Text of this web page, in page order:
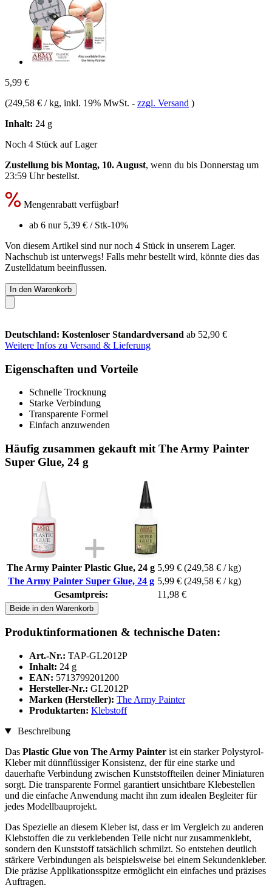
5,99 €
(249,58 € / kg, inkl. 19% MwSt. - zzgl. Versand )
Inhalt: 24 g
Noch 4 Stück auf Lager
Zustellung bis Montag, 10. August, wenn du bis Donnerstag um
23:59 Uhrbestellst.
Mengenrabatt verfügbar!
ab 6 nur 5,39 € / Stk-10%
Von diesem Artikel sind nur noch 4 Stück in unserem Lager.
Nachschub ist unterwegs! Falls mehr bestellt wird, könnte dies das
Zustelldatum beeinflussen.
In den Warenkorb
Deutschland: Kostenloser Standardversand ab 52,90 €
Weitere Infos zu Versand & Lieferung
Eigenschaften und Vorteile
Schnelle Trocknung
Starke Verbindung
Transparente Formel
Einfach anzuwenden
Häufig zusammen gekauft mit The Army Painter
Super Glue, 24 g
The Army Painter Plastic Glue, 24 g 5,99 € (249,58 € / kg)
The Army Painter Super Glue, 24 g 5,99 € (249,58 € / kg)
Gesamtpreis:
11,98 €
Beide in den Warenkorb
Produktinformationen & technische Daten:
Art.-Nr.: TAP-GL2012P
Inhalt: 24 g
EAN: 5713799201200
Hersteller-Nr.: GL2012P
Marken (Hersteller): The Army Painter
Produktarten: Klebstoff
Beschreibung
Das Plastic Glue von The Army Painter ist ein starker Polystyrol-
Kleber mit dünnflüssiger Konsistenz, der für eine starke und
dauerhafte Verbindung zwischen Kunststoffteilen deiner Miniaturen
sorgt. Die transparente Formel garantiert unsichtbare Klebestellen
und die einfache Anwendung macht ihn zum idealen Begleiter für
jedes Modellbauprojekt.
Das Spezielle an diesem Kleber ist, dass er im Vergleich zu anderen
Klebstoffen die zu verklebenden Teile nicht nur zusammenklebt,
sondern den Kunststoff tatsächlich schmilzt. So entstehen deutlich
stärkere Verbindungen als beispielsweise bei einem Sekundenkleber.
Die präzise Applikationsspitze ermöglicht ein einfaches und präzises
Auftragen.